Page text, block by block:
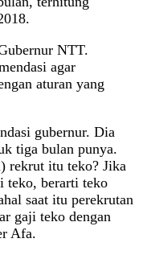
NTT.
agar
aturan yang
gubernur. Dia
tiga bulan punya.
rekrut itu teko? Jika
teko, berarti teko
saat itu perekrutan
gaji teko dengan
Afa.